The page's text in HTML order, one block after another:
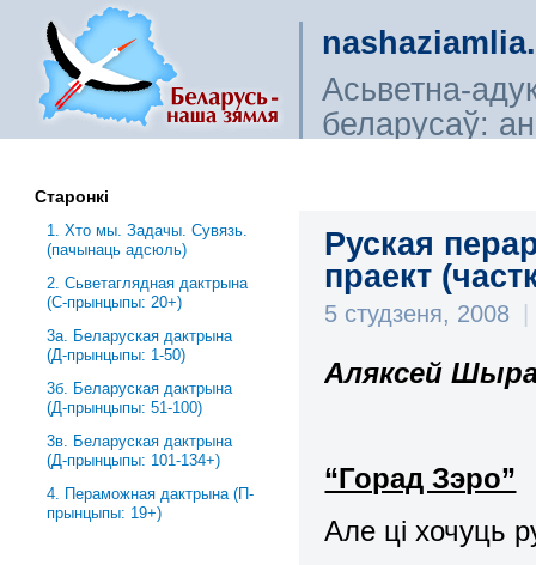
Асьветна-
беларусаў:
Руская
праект
5 студзеня, 2008 |
Аляксей
“Горад Зэро”
Але ці хочуць
Старонкі
1. Хто мы. Задачы. Сувязь.
(пачынаць адсюль)
2. Сьветаглядная дактрына
(С-прынцыпы: 20+)
3a. Беларуская дактрына
(Д-прынцыпы: 1-50)
3б. Беларуская дактрына
(Д-прынцыпы: 51-100)
3в. Беларуская дактрына
(Д-прынцыпы: 101-134+)
4. Пераможная дактрына (П-
прынцыпы: 19+)